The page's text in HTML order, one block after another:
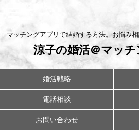
マッチングアプリで結婚する方法。お悩み
涼子の婚活＠マッチ
婚活戦略
電話相談
お問い合わせ